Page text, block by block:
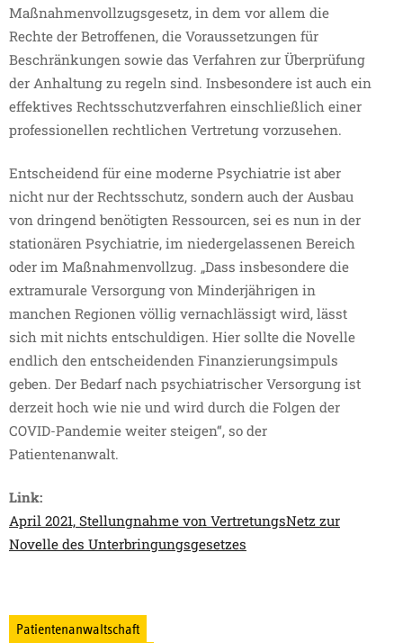
Maßnahmenvollzugsgesetz, in dem vor allem die
Rechte der Betroffenen, die Voraussetzungen für
Beschränkungen sowie das Verfahren zur Überprüfung
der Anhaltung zu regeln sind. Insbesondere ist auch ein
effektives Rechtsschutzverfahren einschließlich einer
professionellen rechtlichen Vertretung vorzusehen.
Entscheidend für eine moderne Psychiatrie ist aber
nicht nur der Rechtsschutz, sondern auch der Ausbau
von dringend benötigten Ressourcen, sei es nun in der
stationären Psychiatrie, im niedergelassenen Bereich
oder im Maßnahmenvollzug. „Dass insbesondere die
extramurale Versorgung von Minderjährigen in
manchen Regionen völlig vernachlässigt wird, lässt
sich mit nichts entschuldigen. Hier sollte die Novelle
endlich den entscheidenden Finanzierungsimpuls
geben. Der Bedarf nach psychiatrischer Versorgung ist
derzeit hoch wie nie und wird durch die Folgen der
COVID-Pandemie weiter steigen“, so der
Patientenanwalt.
Link:
April 2021, Stellungnahme von VertretungsNetz zur
Novelle des Unterbringungsgesetzes
Patientenanwaltschaft